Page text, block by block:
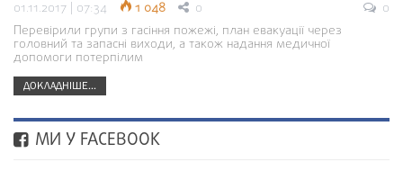
01.11.2017 | 07:34 1 048 0
0
Перевірили групи з гасіння пожежі, план евакуації через
головний та запасні виходи, а також надання медичної
допомоги потерпілим
ДОКЛАДНІШЕ...
МИ У FACEBOOK